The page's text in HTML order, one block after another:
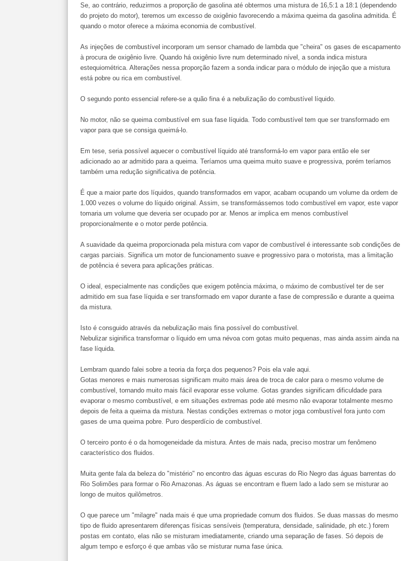
Se, ao contrário, reduzirmos a proporção de gasolina até obtermos uma mistura de 16,5:1 a 18:1 (dependendo
do projeto do motor), teremos um excesso de oxigênio favorecendo a máxima queima da gasolina admitida. É
quando o motor oferece a máxima economia de combustível.
As injeções de combustível incorporam um sensor chamado de lambda que "cheira" os gases de escapamento
à procura de oxigênio livre. Quando há oxigênio livre num determinado nível, a sonda indica mistura
estequiométrica. Alterações nessa proporção fazem a sonda indicar para o módulo de injeção que a mistura
está pobre ou rica em combustível.
O segundo ponto essencial refere-se a quão fina é a nebulização do combustível líquido.
No motor, não se queima combustível em sua fase líquida. Todo combustível tem que ser transformado em
vapor para que se consiga queimá-lo.
Em tese, seria possível aquecer o combustível líquido até transformá-lo em vapor para então ele ser
adicionado ao ar admitido para a queima. Teríamos uma queima muito suave e progressiva, porém teríamos
também uma redução significativa de potência.
É que a maior parte dos líquidos, quando transformados em vapor, acabam ocupando um volume da ordem de
1.000 vezes o volume do líquido original. Assim, se transformássemos todo combustível em vapor, este vapor
tomaria um volume que deveria ser ocupado por ar. Menos ar implica em menos combustível
proporcionalmente e o motor perde potência.
A suavidade da queima proporcionada pela mistura com vapor de combustível é interessante sob condições de
cargas parciais. Significa um motor de funcionamento suave e progressivo para o motorista, mas a limitação
de potência é severa para aplicações práticas.
O ideal, especialmente nas condições que exigem potência máxima, o máximo de combustível ter de ser
admitido em sua fase líquida e ser transformado em vapor durante a fase de compressão e durante a queima
da mistura.
Isto é consguido através da nebulização mais fina possível do combustível.
Nebulizar siginifica transformar o líquido em uma névoa com gotas muito pequenas, mas ainda assim ainda na
fase líquida.
Lembram quando falei sobre a teoria da força dos pequenos? Pois ela vale aqui.
Gotas menores e mais numerosas significam muito mais área de troca de calor para o mesmo volume de
combustível, tornando muito mais fácil evaporar esse volume. Gotas grandes significam dificuldade para
evaporar o mesmo combustível, e em situações extremas pode até mesmo não evaporar totalmente mesmo
depois de feita a queima da mistura. Nestas condições extremas o motor joga combustível fora junto com
gases de uma queima pobre. Puro desperdício de combustível.
O terceiro ponto é o da homogeneidade da mistura. Antes de mais nada, preciso mostrar um fenômeno
característico dos fluidos.
Muita gente fala da beleza do "mistério" no encontro das águas escuras do Rio Negro das águas barrentas do
Rio Solimões para formar o Rio Amazonas. As águas se encontram e fluem lado a lado sem se misturar ao
longo de muitos quilômetros.
O que parece um "milagre" nada mais é que uma propriedade comum dos fluidos. Se duas massas do mesmo
tipo de fluido apresentarem diferenças físicas sensíveis (temperatura, densidade, salinidade, ph etc.) forem
postas em contato, elas não se misturam imediatamente, criando uma separação de fases. Só depois de
algum tempo e esforço é que ambas vão se misturar numa fase única.